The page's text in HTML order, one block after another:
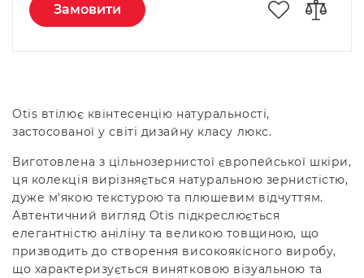
Замовити
Otis втілює квінтесенцію натуральності,
застосованої у світі дизайну класу люкс.
Виготовлена ​​з цільнозернистої європейської шкіри,
ця колекція вирізняється натуральною зернистістю,
дуже м'якою текстурою та плюшевим відчуттям.
Автентичний вигляд Otis підкреслюється
елегантністю аніліну та великою товщиною, що
призводить до створення високоякісного виробу,
що характеризується винятковою візуальною та